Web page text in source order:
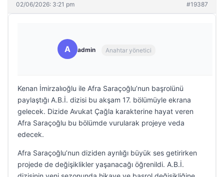
02/06/2026: 3:21 pm #19387
A admin Anahtar yönetici
Kenan İmirzalıoğlu ile Afra Saraçoğlu’nun başrolünü
paylaştığı A.B.İ. dizisi bu akşam 17. bölümüyle ekrana
gelecek. Dizide Avukat Çağla karakterine hayat veren
Afra Saraçoğlu bu bölümde vurularak projeye veda
edecek.
Afra Saraçoğlu’nun diziden ayrılığı büyük ses getirirken
projede de değişiklikler yaşanacağı öğrenildi. A.B.İ.